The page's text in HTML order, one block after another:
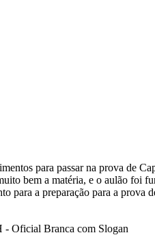
para passar na prova de
bem a matéria, e o aulão foi
a preparação para a